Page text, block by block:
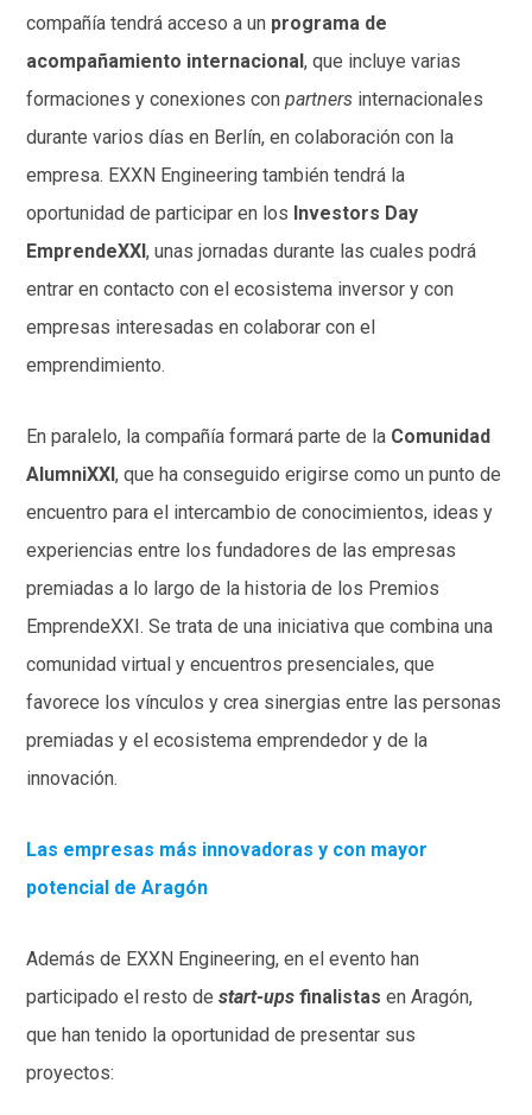
compañía tendrá acceso a un programa de
acompañamiento internacional, que incluye varias
formaciones y conexiones conpartners internacionales
durante varios días en Berlín, en colaboración con la
empresa. EXXN Engineering también tendrá la
oportunidad de participar en los Investors Day
EmprendeXXI, unas jornadas durante las cuales podrá
entrar en contacto con el ecosistema inversor y con
empresas interesadas en colaborar con el
emprendimiento.
En paralelo, la compañía formará parte de la Comunidad
AlumniXXI, que ha conseguido erigirse como un punto de
encuentro para el intercambio de conocimientos, ideas y
experiencias entre los fundadores de las empresas
premiadas a lo largo de la historia de los Premios
EmprendeXXI. Se trata de una iniciativa que combina una
comunidad virtual y encuentros presenciales, que
favorece los vínculos y crea sinergias entre las personas
premiadas y el ecosistema emprendedor y de la
innovación.
Las empresas más innovadoras y con mayor
potencial de Aragón
Además de EXXN Engineering, en el evento han
participado el resto destart-ups finalistas en Aragón,
que han tenido la oportunidad de presentar sus
proyectos: